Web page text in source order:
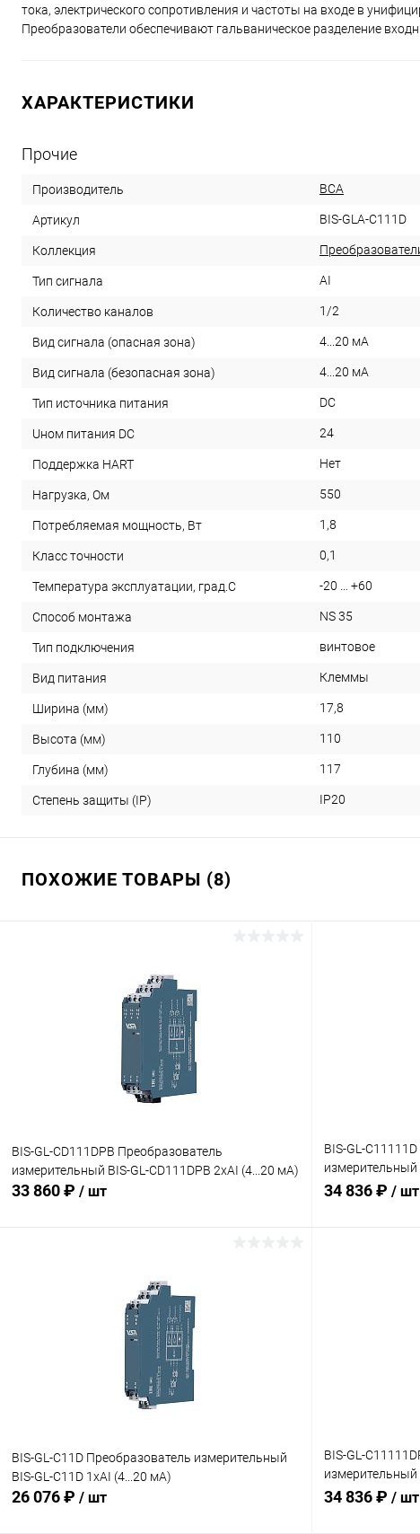
тока, электрического сопротивления и частоты на входе в
Преобразователи обеспечивают гальваническое разделение
ХАРАКТЕРИСТИКИ
Прочие
Производитель ВСА
Артикул BIS-GLA-C111D
Коллекция
Тип сигнала AI
Количество каналов 1/2
Вид сигнала (опасная зона) 4...20 мА
Вид сигнала (безопасная зона) 4...20 мА
Тип источника питания DC
Uном питания DC 24
Поддержка HART Нет
Нагрузка, Ом 550
Потребляемая мощность, Вт 1,8
Класс точности 0,1
Температура эксплуатации, град.С -20 … +60
Способ монтажа NS 35
Тип подключения винтовое
Вид питания Клеммы
Ширина (мм) 17,8
Высота (мм) 110
Глубина (мм) 117
Степень защиты (IP) IP20
ПОХОЖИЕ ТОВАРЫ (8)
BIS-GL-CD111DPB Преобразователь
измерительный BIS-GL-CD111DPB 2хAI (4...20 мА)
33 860 ₽ / шт
Сравнение
Под заказ
BIS-GL-
измерительный
мА)
34 836 ₽ / шт
BIS-GL-C11D Преобразователь измерительный
BIS-GL-C11D 1хAI (4...20 мА)
26 076 ₽ / шт
BIS-GL-
измерительный
мА)
34 836 ₽ / шт